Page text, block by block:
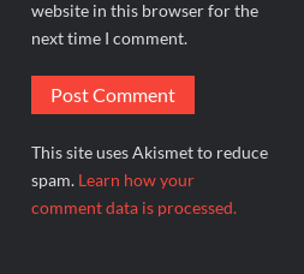
website in this browser for the
next time I comment.
This site uses Akismet to reduce
spam. Learn how your
comment data is processed.